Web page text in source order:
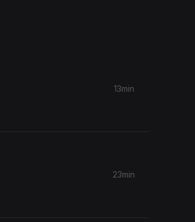
13min
23min